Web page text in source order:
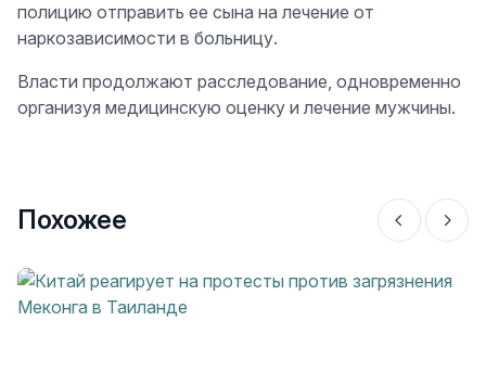
полицию отправить ее сына на лечение от
наркозависимости в больницу.
Власти продолжают расследование, одновременно
организуя медицинскую оценку и лечение мужчины.
Похожее